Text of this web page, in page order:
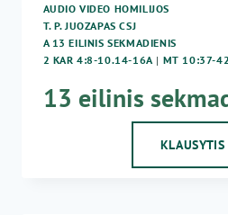
AUDIO VIDEO HOMILIJOS
T. P. JUOZAPAS CSJ
A 13 EILINIS SEKMADIENIS
2 KAR 4:8-10.14-16A | MT 10:37-42
13 eilinis
KLAUSYTIS